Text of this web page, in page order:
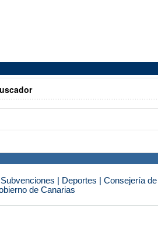
| Deportes | Consejería
de Canarias